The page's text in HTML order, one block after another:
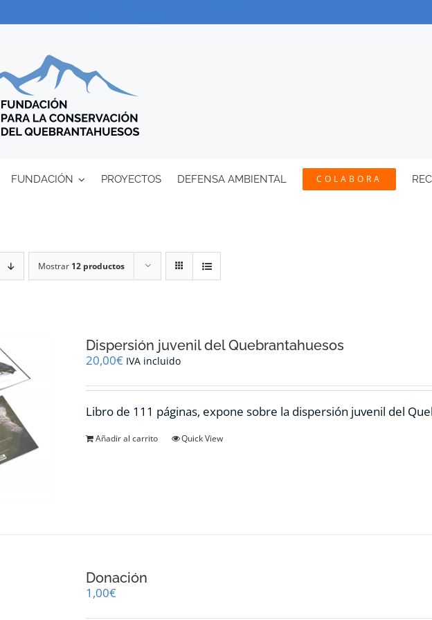
FUNDACIÓN PROYECTOS DEFENSA AMBIENTAL COLABORA
Mostrar 12 productos
Dispersión juvenil del Quebrantahuesos
20,00€ IVA incluido
Libro de 111 páginas, expone sobre la dispersión juvenil del
Añadir al carrito Quick View
Donación
1,00€